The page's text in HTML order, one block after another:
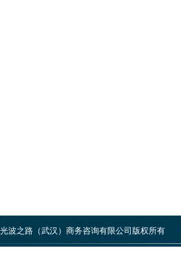
光波之路（武汉）商务咨询有限公司版权所有